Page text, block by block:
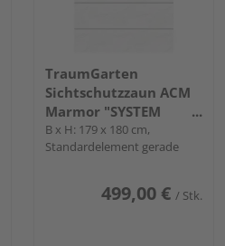
TraumGarten
Sichtschutzzaun ACM
Marmor "SYSTEM
BOARD XL"
B x H: 179 x 180 cm,
Standardelement gerade
499,00 € / Stk.